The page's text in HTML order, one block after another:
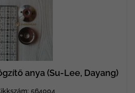
anya (Su-Lee, Dayang)
564004